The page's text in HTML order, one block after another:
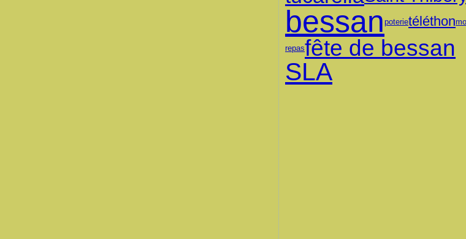
bessan poterietéléthon
repasfête de bessan
SLA